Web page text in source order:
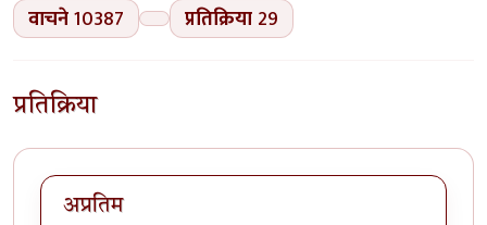
वाचने10387 प्रतिक्रिया 29
प्रतिक्रिया
अप्रतिम